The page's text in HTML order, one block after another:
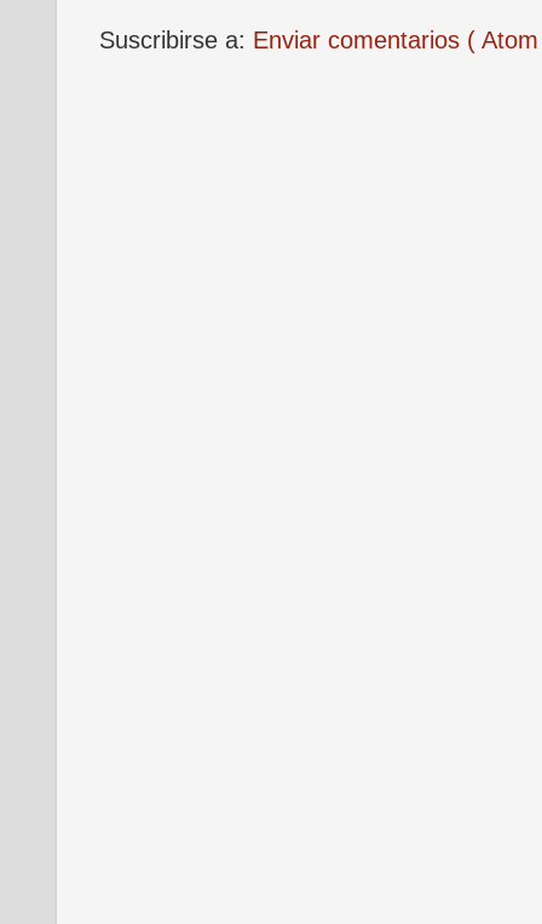
Suscribirse a: Enviar comentarios (